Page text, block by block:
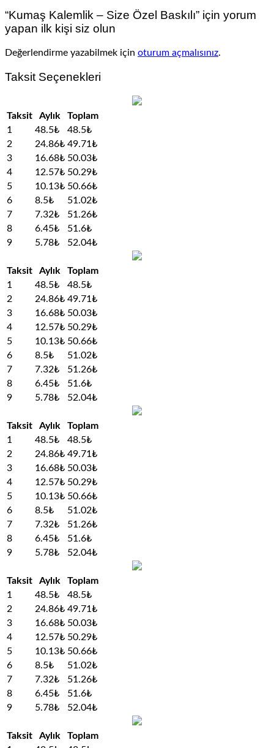
“Kumaş Kalemlik – Size Özel Baskılı” için yorum
yapan ilk kişi siz olun
Değerlendirme yazabilmek için oturum açmalısınız.
Taksit Seçenekleri
Taksit Aylık
Toplam
1
48.5₺
48.5₺
2
24.86₺ 49.71₺
3
16.68₺ 50.03₺
4
12.57₺ 50.29₺
5
10.13₺ 50.66₺
6
8.5₺
51.02₺
7
7.32₺
51.26₺
8
6.45₺
51.6₺
9
5.78₺ 52.04₺
Taksit Aylık
Toplam
1
48.5₺
48.5₺
2
24.86₺ 49.71₺
3
16.68₺ 50.03₺
4
12.57₺ 50.29₺
5
10.13₺ 50.66₺
6
8.5₺
51.02₺
7
7.32₺
51.26₺
8
6.45₺
51.6₺
9
5.78₺ 52.04₺
Taksit Aylık
Toplam
1
48.5₺
48.5₺
2
24.86₺ 49.71₺
3
16.68₺ 50.03₺
4
12.57₺ 50.29₺
5
10.13₺ 50.66₺
6
8.5₺
51.02₺
7
7.32₺
51.26₺
8
6.45₺
51.6₺
9
5.78₺ 52.04₺
Taksit Aylık
Toplam
1
48.5₺
48.5₺
2
24.86₺ 49.71₺
3
16.68₺ 50.03₺
4
12.57₺ 50.29₺
5
10.13₺ 50.66₺
6
8.5₺
51.02₺
7
7.32₺
51.26₺
8
6.45₺
51.6₺
9
5.78₺ 52.04₺
Taksit Aylık
Toplam